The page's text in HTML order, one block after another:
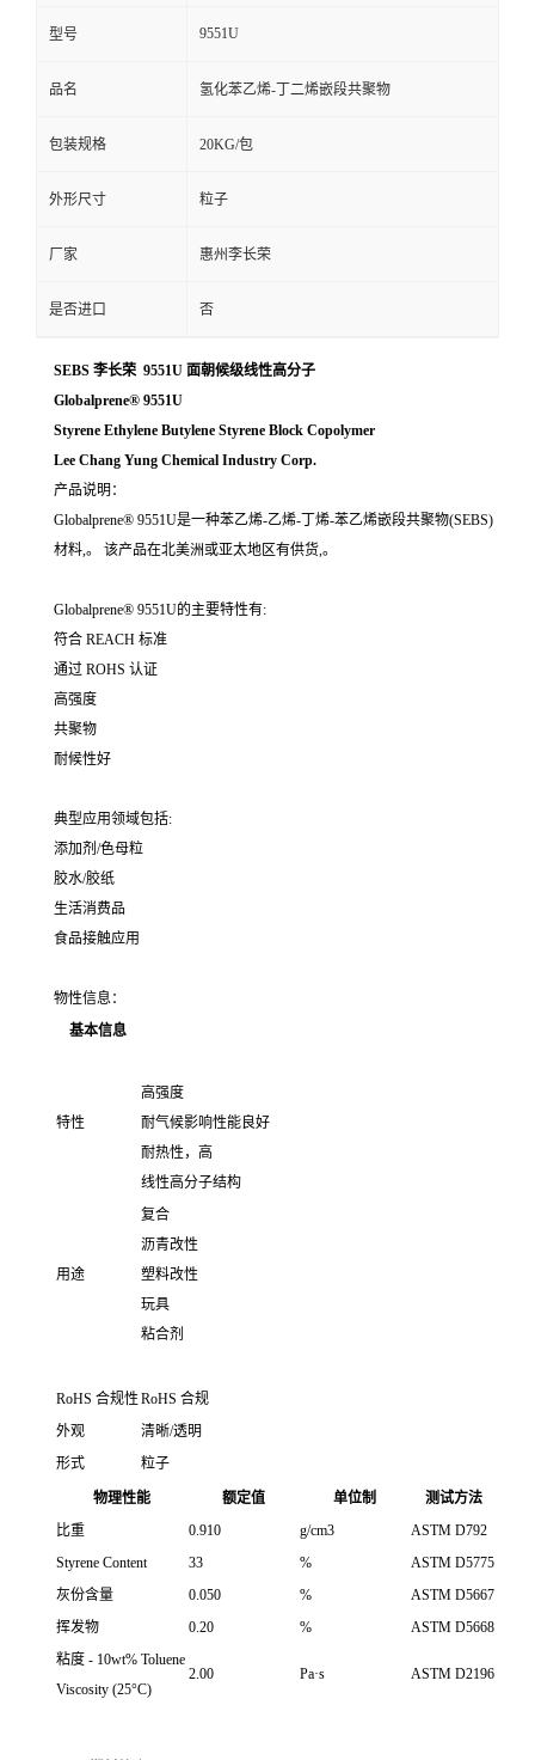
型号 9551U
品名 氢化苯乙烯-丁二烯嵌段共聚物
包装规格 20KG/包
外形尺寸 粒子
厂家 惠州李长荣
是否进口 否
SEBS 李长荣 9551U 面朝候级线性高分子
Globalprene® 9551U
Styrene Ethylene Butylene Styrene Block Copolymer
Lee Chang Yung Chemical Industry Corp.
产品说明：
Globalprene® 9551U是一种苯乙烯-乙烯-丁烯-苯乙烯嵌段共聚物(SEBS)
材料,。 该产品在北美洲或亚太地区有供货,。
Globalprene® 9551U的主要特性有:
符合 REACH 标准
通过 ROHS 认证
高强度
共聚物
耐候性好
典型应用领域包括:
添加剂/色母粒
胶水/胶纸
生活消费品
食品接触应用
物性信息：
基本信息
特性
高强度
耐气候影响性能良好
耐热性，高
线性高分子结构
用途
复合
沥青改性
塑料改性
玩具
粘合剂
RoHS 合规性 RoHS 合规
外观
清晰/透明
形式
粒子
物理性能 额定值 单位制
测试方法
比重
0.910 g/cm3
ASTM D792
Styrene Content
33 %
ASTM D5775
灰份含量
0.050 %
ASTM D5667
挥发物
0.20 %
ASTM D5668
粘度 - 10wt% Toluene
Viscosity (25°C)
2.00 Pa·s ASTM D2196